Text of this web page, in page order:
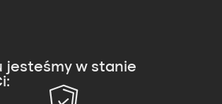
jesteśmy w stanie
się pełną realizacją